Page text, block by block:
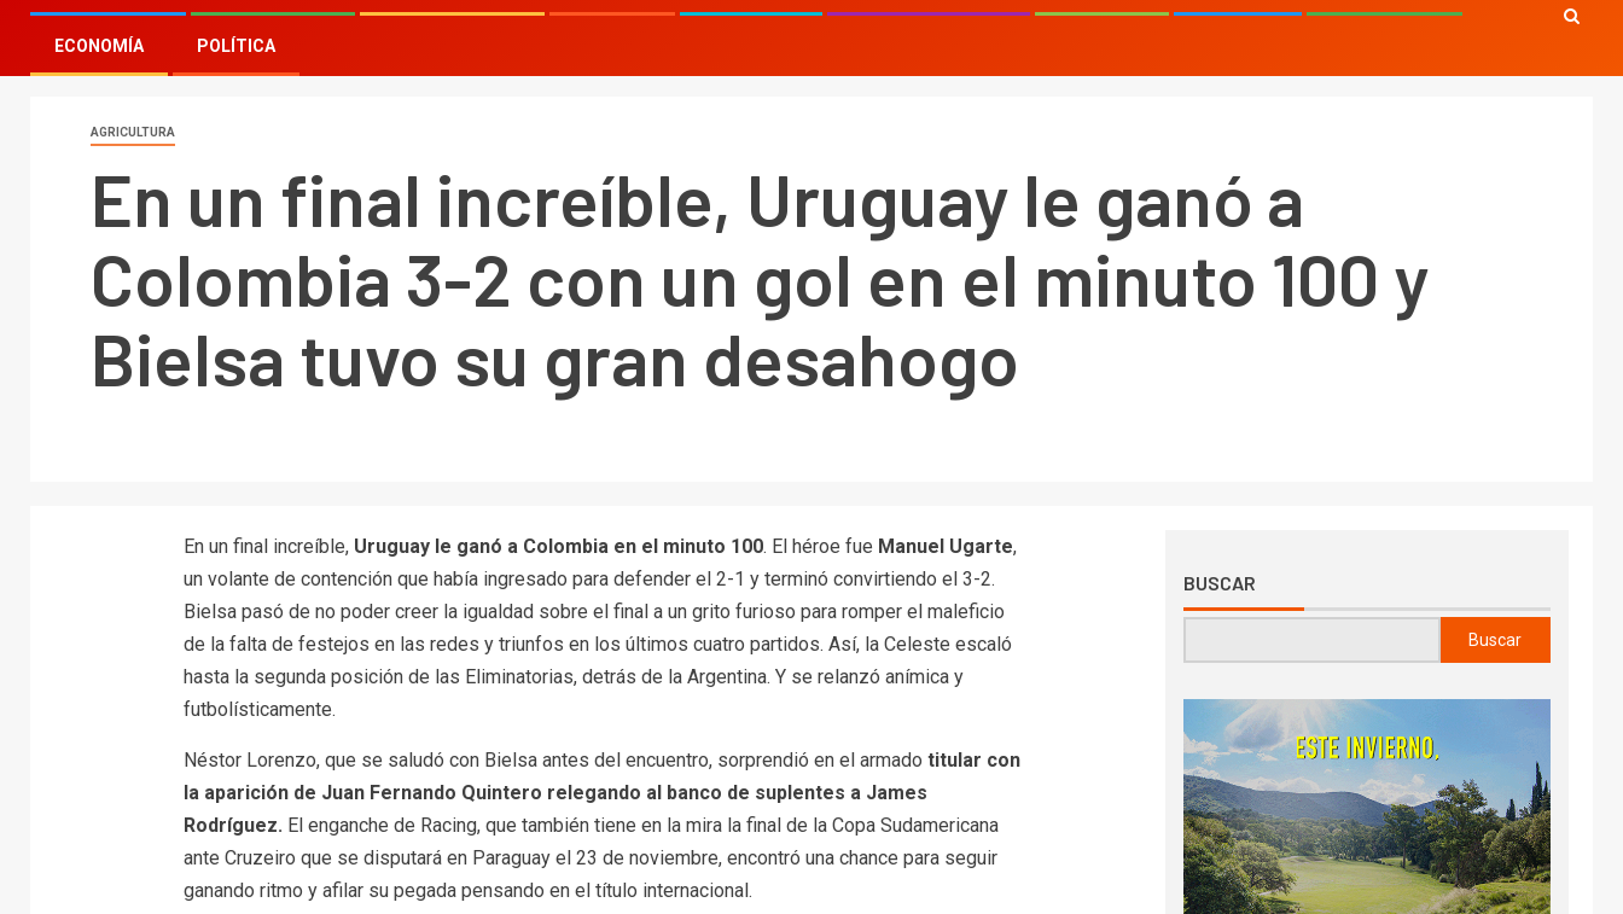
ECONOMÍA POLÍTICA
AGRICULTURA
En un final increíble, Uruguay le ganó a
Colombia 3-2 con un gol en el minuto 100 y
Bielsa tuvo su gran desahogo
En un final increíble, Uruguay le ganó a Colombia en el minuto 100. El héroe fue Manuel Ugarte,
un volante de contención que había ingresado para defender el 2-1 y terminó convirtiendo el 3-2.
Bielsa pasó de no poder creer la igualdad sobre el final a un grito furioso para romper el maleficio
de la falta de festejos en las redes y triunfos en los últimos cuatro partidos. Así, la Celeste escaló
hasta la segunda posición de las Eliminatorias, detrás de la Argentina. Y se relanzó anímica y
futbolísticamente.
Néstor Lorenzo, que se saludó con Bielsa antes del encuentro, sorprendió en el armado titular con
la aparición de Juan Fernando Quintero relegando al banco de suplentes a James
Rodríguez. El enganche de Racing, que también tiene en la mira la final de la Copa Sudamericana
ante Cruzeiro que se disputará en Paraguay el 23 de noviembre, encontró una chance para seguir
ganando ritmo y afilar su pegada pensando en el título internacional.
BUSCAR
Buscar